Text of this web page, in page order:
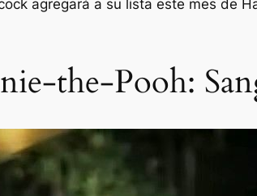
agregará a su lista este mes de
the-Pooh: